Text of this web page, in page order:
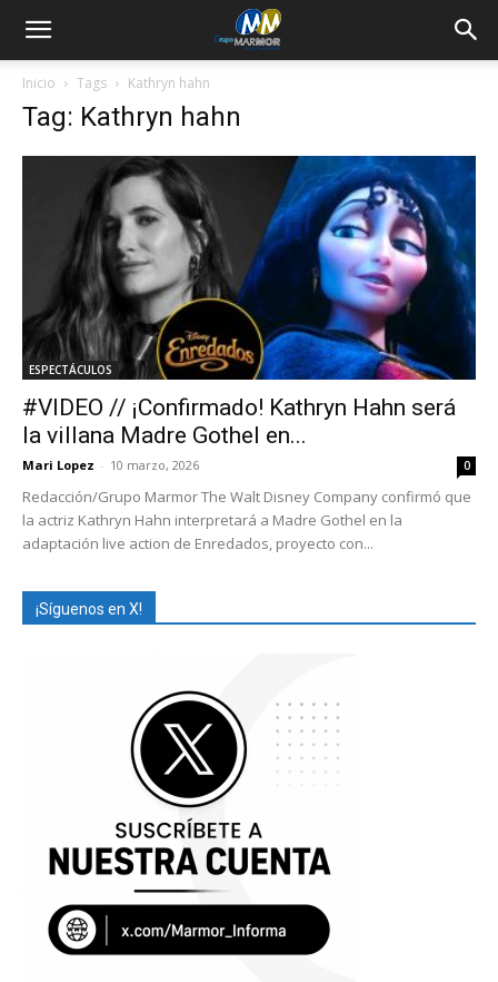
Inicio Tags Kathryn hahn
Tag: Kathryn hahn
ESPECTÁCULOS
#VIDEO // ¡Confirmado! Kathryn Hahn será
la villana Madre Gothel en...
Mari Lopez - 10 marzo, 2026 0
Redacción/Grupo Marmor The Walt Disney Company confirmó que
la actriz Kathryn Hahn interpretará a Madre Gothel en la
adaptación live action de Enredados, proyecto con...
¡Síguenos en X!